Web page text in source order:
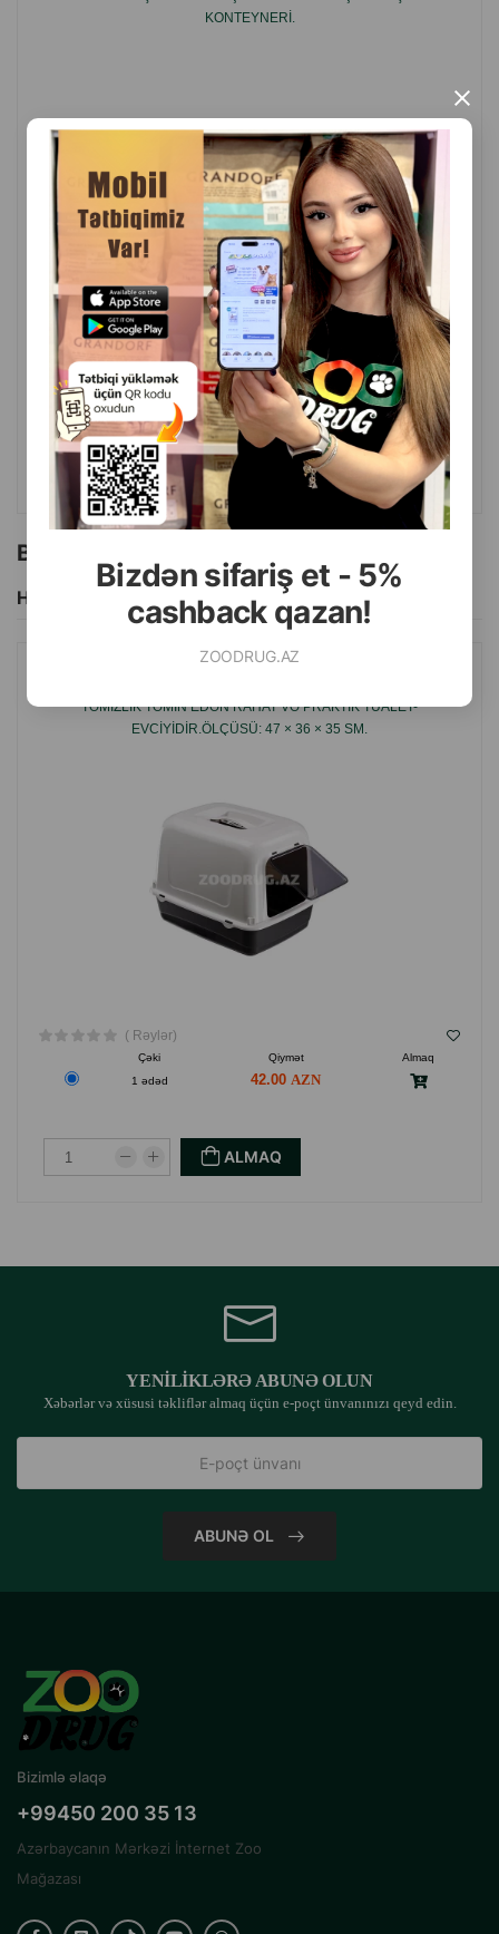
Bizdən sifariş et - 5%
cashback qazan!
ZOODRUG.AZ
×
Sadə qulluq — asanlıqla sökülür və təmizlənir.
İstehsal ölkəsi: Almaniya.
KONTEYNERI.
( Rəylər)
Qiymət
Almaq
1 ədəd
40.00
ALMAQ
Bu brendin başqa məhsulları
Hamısını Gör
TƏMIZLIK TƏMIN EDƏN RAHAT VƏ PRAKTIK TUALET-
EVCIYIDIR.ÖLÇÜSÜ: 47 × 36 × 35 SM.
( Rəylər)
Çəki Qiymət
Almaq
1 ədəd
42.00
ALMAQ
YENILIKLƏRƏ ABUNƏ OLUN
Xəbərlər və xüsusi təkliflər almaq üçün e-poçt ünvanınızı qeyd edin.
ABUNƏ OL
Bizimlə əlaqə
+99450 200 35 13
Azərbaycanın Mərkəzi İnternet Zoo
Mağazası